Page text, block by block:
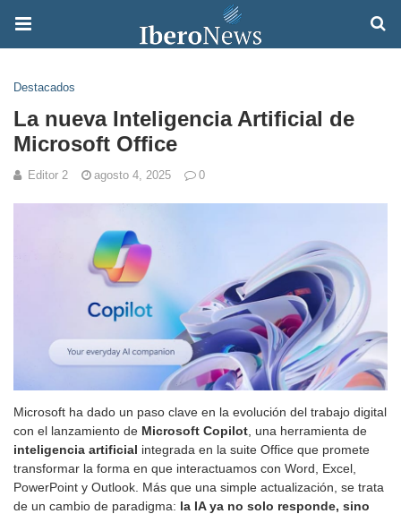
Destacados
La nueva Inteligencia Artificial de
Microsoft Office
Editor 2 agosto 4, 2025 0
Microsoft ha dado un paso clave en la evolución del trabajo digital
con el lanzamiento de Microsoft Copilot , una herramienta de
inteligencia artificial integrada en la suite Office que promete
transformar la forma en que interactuamos con Word, Excel,
PowerPoint y Outlook. Más que una simple actualización, se trata
de un cambio de paradigma: la IA ya no solo responde, sino